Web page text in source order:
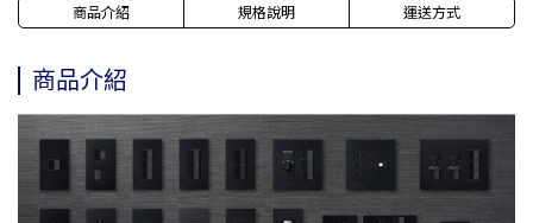
商品介紹 規格說明 運送方式
商品介紹